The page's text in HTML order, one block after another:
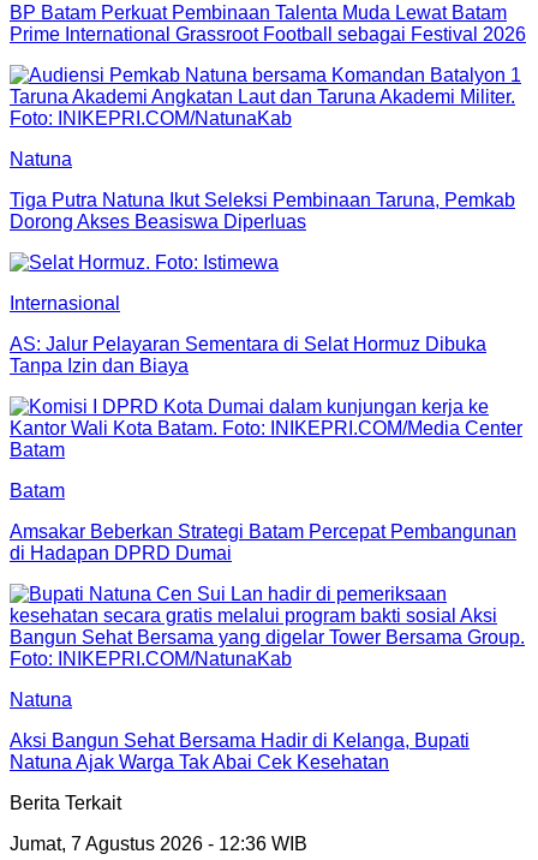
BP Batam Perkuat Pembinaan Talenta Muda Lewat Batam
Prime International Grassroot Football sebagai Festival 2026
Natuna
Tiga Putra Natuna Ikut Seleksi Pembinaan Taruna, Pemkab
Dorong Akses Beasiswa Diperluas
Internasional
AS: Jalur Pelayaran Sementara di Selat Hormuz Dibuka
Tanpa Izin dan Biaya
Batam
Amsakar Beberkan Strategi Batam Percepat Pembangunan
di Hadapan DPRD Dumai
Natuna
Aksi Bangun Sehat Bersama Hadir di Kelanga, Bupati
Natuna Ajak Warga Tak Abai Cek Kesehatan
Berita Terkait
Jumat, 7 Agustus 2026 - 12:36 WIB